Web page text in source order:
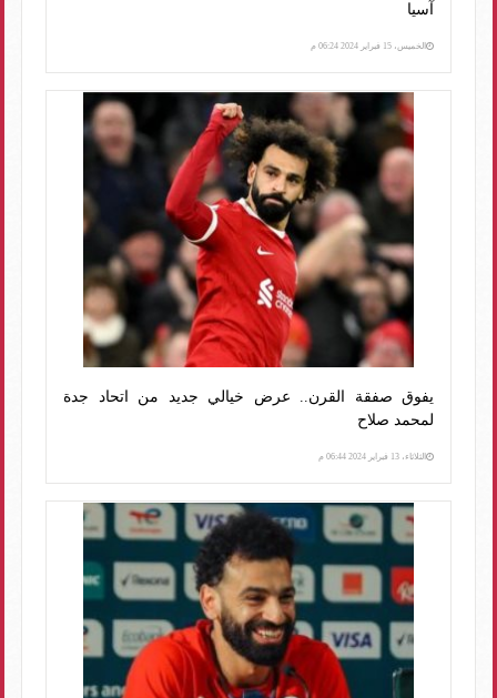
آسيا
الخميس، 15 فبراير 2024 06:24 م
يفوق صفقة القرن.. عرض خيالي جديد من اتحاد جدة
لمحمد صلاح
الثلاثاء، 13 فبراير 2024 06:44 م